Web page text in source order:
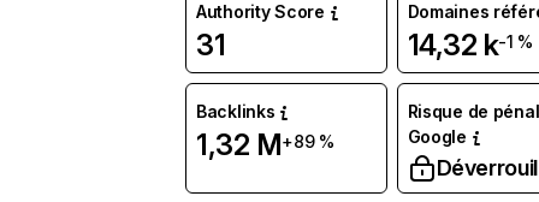
Authority Score
31
Domaines
14,32 k-1 %
Backlinks
1,32 M+89 %
Risque de
Google